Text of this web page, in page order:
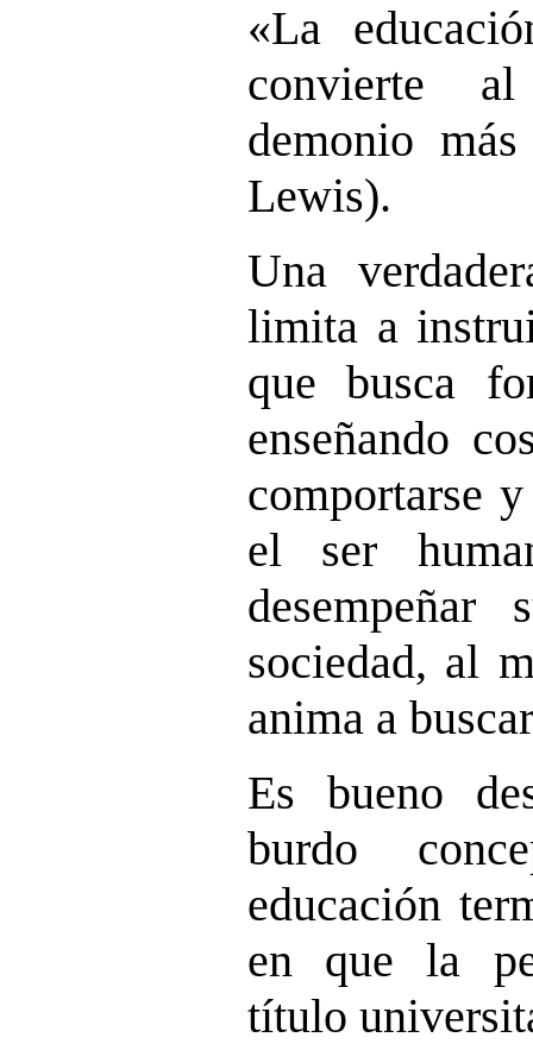
«La
convierte
demonio
Lewis).
Una
limita a
que busca
enseñando
comportarse
el ser
sociedad, al
anima a
Es bueno
burdo
educación
en que la
título